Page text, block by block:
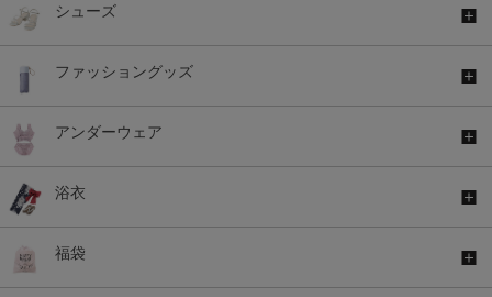
シューズ
ファッショングッズ
アンダーウェア
浴衣
福袋